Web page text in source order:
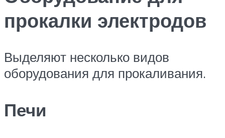
прокалки электродов
Выделяют несколько видов
оборудования для прокаливания.
Печи